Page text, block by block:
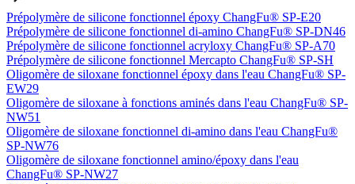
Prépolymère de silicone fonctionnel époxy ChangFu® SP-E20
Prépolymère de silicone fonctionnel di-amino ChangFu® SP-DN46
Prépolymère de silicone fonctionnel acryloxy ChangFu® SP-A70
Prépolymère de silicone fonctionnel Mercapto ChangFu® SP-SH
Oligomère de siloxane fonctionnel époxy dans l'eau ChangFu® SP-
EW29
Oligomère de siloxane à fonctions aminés dans l'eau ChangFu® SP-
NW51
Oligomère de siloxane fonctionnel di-amino dans l'eau ChangFu®
SP-NW76
Oligomère de siloxane fonctionnel amino/époxy dans l'eau
ChangFu® SP-NW27